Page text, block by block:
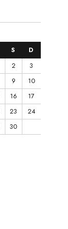
S
D
2
3
9
10
16
17
23
24
30